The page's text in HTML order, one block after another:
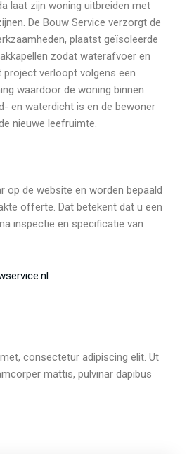
laat zijn woning uitbreiden met
De Bouw Service verzorgt de
plaatst geïsoleerde
zodat waterafvoer en
verloopt volgens een
waardoor de woning binnen
en waterdicht is en de bewoner
nieuwe leefruimte.
op de website en worden bepaald
offerte. Dat betekent dat u een
inspectie en specificatie van
consectetur adipiscing elit. Ut
mattis, pulvinar dapibus